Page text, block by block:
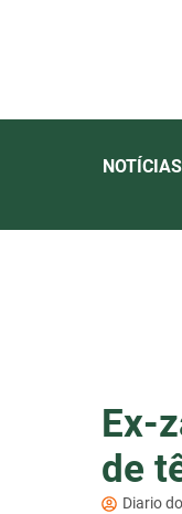
NOTÍCIAS
Ex-
de
Diario